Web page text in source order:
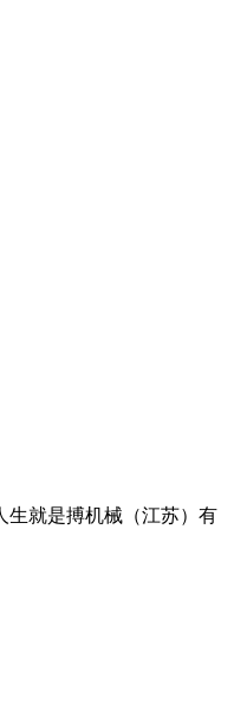
生就是搏机械（江苏）有